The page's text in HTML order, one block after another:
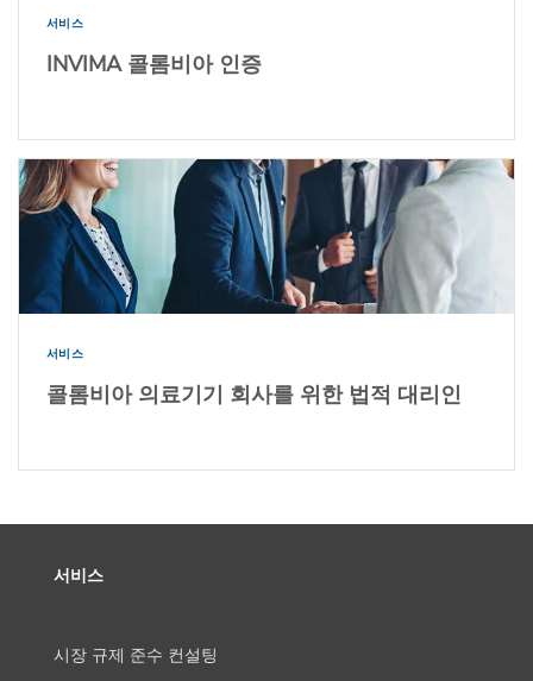
서비스
INVIMA 콜롬비아 인증
서비스
콜롬비아 의료기기 회사를 위한 법적 대리인
서비스
시장 규제 준수 컨설팅